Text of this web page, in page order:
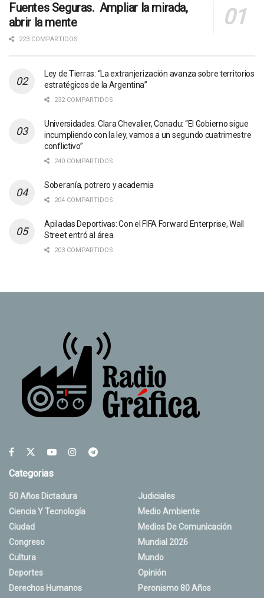
Fuentes Seguras. Ampliar la mirada,
abrir la mente
223 COMPARTIDOS
Ley de Tierras: “La extranjerización avanza sobre territorios
estratégicos de la Argentina”
232 COMPARTIDOS
Universidades. Clara Chevalier, Conadu: “El Gobierno sigue
incumpliendo con la ley, vamos a un segundo cuatrimestre
conflictivo”
240 COMPARTIDOS
Soberanía, potrero y academia
204 COMPARTIDOS
Apiladas Deportivas: Con el FIFA Forward Enterprise, Wall
Street entró al área
203 COMPARTIDOS
Categorias
50 Años Dictadura
Ciencia Y Tecnología
Ciudad
Congreso
Cultura
Deportes
Derechos Humanos
Judiciales
Medio Ambiente
Medios De Comunicación
Mundial 2026
Mundo
Opinión
Peronismo 80 Años